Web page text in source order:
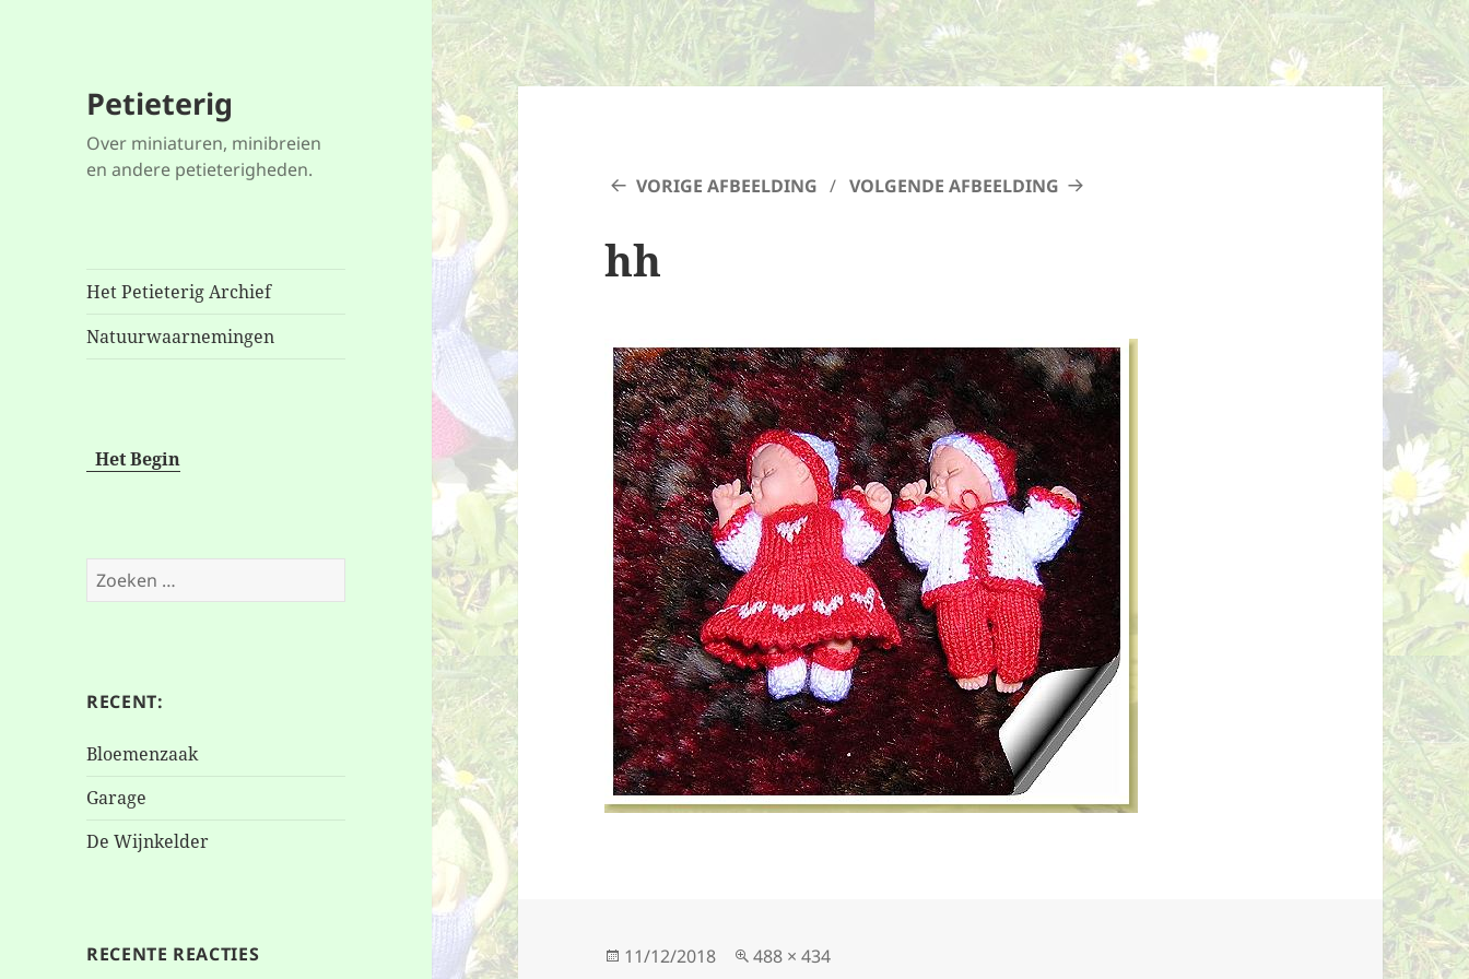
Petieterig
Over miniaturen, minibreien
en andere petieterigheden.
Het Petieterig Archief
Natuurwaarnemingen
Het Begin
Zoeken
naar:
RECENT:
Bloemenzaak
Garage
De Wijnkelder
RECENTE REACTIES
VORIGE AFBEELDING VOLGENDE AFBEELDING
hh
Geplaatst
11/12/2018
Volledige
488 × 434